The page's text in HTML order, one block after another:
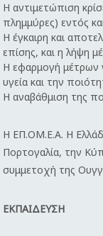
Η αντιμετώπιση
πλημμύρες) εντός
Η έγκαιρη και
επίσης, και η λήψη
Η εφαρμογή μέτρων
υγεία και την
Η αναβάθμιση της
Η ΕΠ.ΟΜ.Ε.Α. Η
Πορτογαλία, την
συμμετοχή της
ΕΚΠΑΙΔΕΥΣΗ